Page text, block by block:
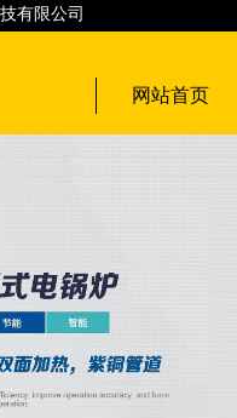
有限公司
网站首页